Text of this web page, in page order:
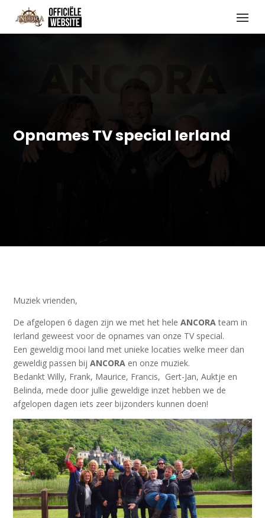
Opnames TV special Ierland
Muziek vrienden,
De afgelopen 6 dagen zijn we met het heleANCORAteam in
Ierland geweest voor de opnames van onze TV special.
Een geweldig mooi land met unieke locaties welke meer dan
geweldig passen bijANCORA en onze muziek.
Bedankt Willy, Frank, Maurice, Francis, Gert-Jan, Auktje en
Belinda, mede door jullie geweldige inzet hebben we de
afgelopen dagen iets zeer bijzonders kunnen doen!